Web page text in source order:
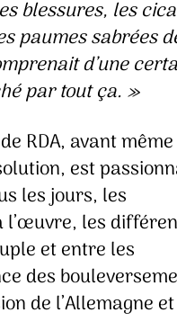
blessures, les
paumes sabrées
d’une
par tout ça. »
RDA, avant
est
les jours, les
l’œuvre, les
et entre les
des
de l’Allemagne